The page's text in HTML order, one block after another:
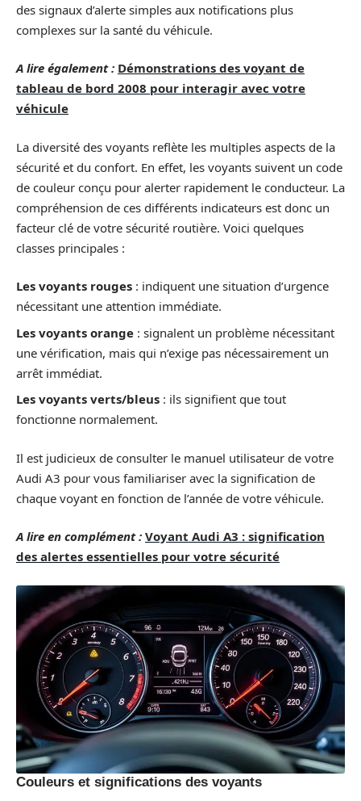
des signaux d’alerte simples aux notifications plus
complexes sur la santé du véhicule.
A lire également : Démonstrations des voyant de
tableau de bord 2008 pour interagir avec votre
véhicule
La diversité des voyants reflète les multiples aspects de la
sécurité et du confort. En effet, les voyants suivent un code
de couleur conçu pour alerter rapidement le conducteur. La
compréhension de ces différents indicateurs est donc un
facteur clé de votre sécurité routière. Voici quelques
classes principales :
Les voyants rouges : indiquent une situation d’urgence
nécessitant une attention immédiate.
Les voyants orange : signalent un problème nécessitant
une vérification, mais qui n’exige pas nécessairement un
arrêt immédiat.
Les voyants verts/bleus : ils signifient que tout
fonctionne normalement.
Il est judicieux de consulter le manuel utilisateur de votre
Audi A3 pour vous familiariser avec la signification de
chaque voyant en fonction de l’année de votre véhicule.
A lire en complément : Voyant Audi A3 : signification
des alertes essentielles pour votre sécurité
Couleurs et significations des voyants